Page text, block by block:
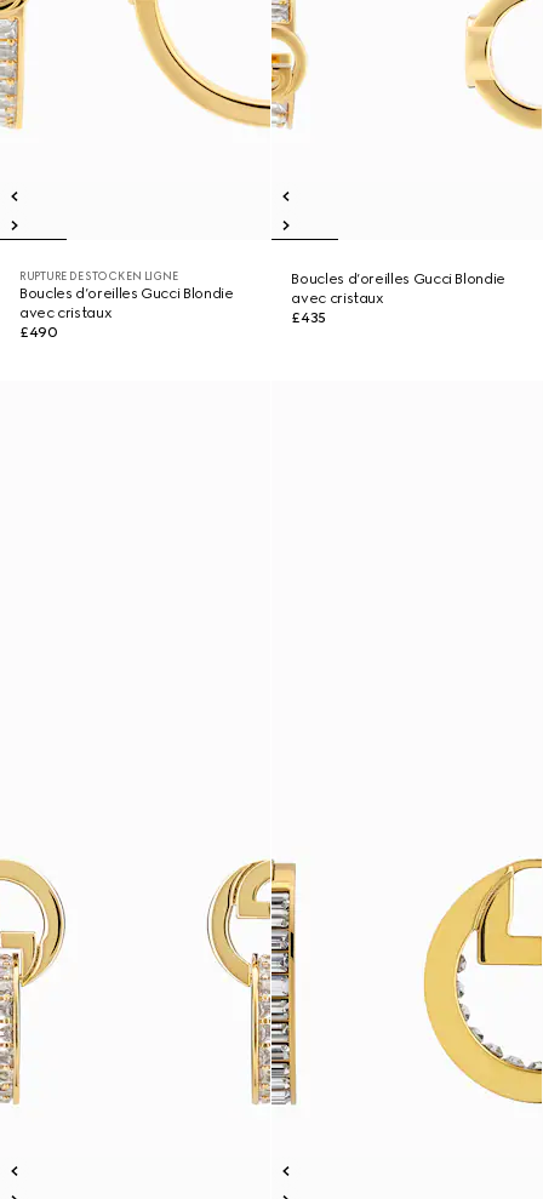
RUPTURE DE STOCK EN LIGNE
Boucles d’oreilles Gucci Blondie
avec cristaux
£490
Boucles d’oreilles Gucci Blondie
avec cristaux
£435